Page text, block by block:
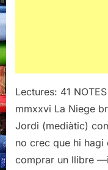
Lectures: 41
mmxxvi La Niege
Jordi (mediàtic)
no crec que hi
comprar un llibre